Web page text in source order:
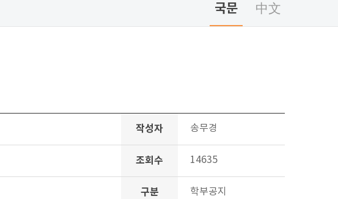
국문 中文
작성자 송무경
조회수 14635
구분 학부공지